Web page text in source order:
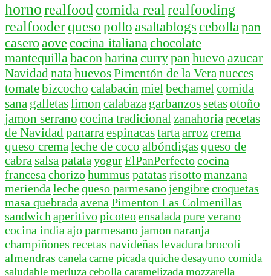
hornorealfoodcomida realrealfooding
realfooderquesopollo asaltablogs cebollapan
caseroaove cocina italianachocolate
mantequillabaconharinacurrypanhuevoazucar
NavidadnatahuevosPimentón de la Veranueces
tomatebizcocho calabacin mielbechamelcomida
sana galletaslimon calabaza garbanzossetasotoño
jamon serrano cocina tradicional zanahoria recetas
de Navidad panarra espinacastarta arrozcrema
queso crema leche de coco albóndigasqueso de
cabra salsa patata yogurElPanPerfectococina
francesa chorizohummus patatas risottomanzana
merienda lechequeso parmesanojengibrecroquetas
masa quebrada avena Pimenton Las Colmenillas
sandwich aperitivopicoteoensalada pureverano
cocina india ajoparmesanojamon naranja
champiñones recetas navideñas levadura brocoli
almendras canelacarne picadaquichedesayuno comida
saludablemerluzacebolla caramelizadamozzarella